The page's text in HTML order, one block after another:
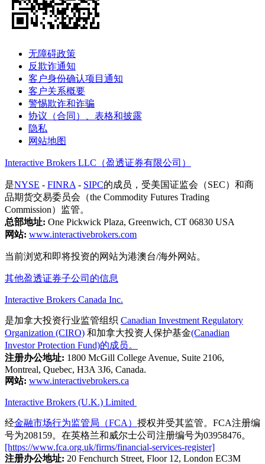
无障碍政策
反欺诈通知
客户身份确认项目通知
客户关系概要
警惕欺诈和诈骗
协议（合同）、表格和披露
隐私
网站地图
Interactive Brokers LLC（盈透证券有限公司）
是NYSE - FINRA - SIPC的成员，受美国证监会（SEC）和商
品期货交易委员会（the Commodity Futures Trading
Commission）监管。
总部地址: One Pickwick Plaza, Greenwich, CT 06830 USA
网站: www.interactivebrokers.com
当前浏览和即将投资的网站为港澳台/海外网站。
其他盈透证券子公司的信息
Interactive Brokers Canada Inc.
是加拿大投资行业监管组织 Canadian Investment Regulatory
Organization (CIRO) 和加拿大投资人保护基金(Canadian
Investor Protection Fund)的成员。
注册办公地址: 1800 McGill College Avenue, Suite 2106,
Montreal, Quebec, H3A 3J6, Canada.
网站: www.interactivebrokers.ca
Interactive Brokers (U.K.) Limited
经金融市场行为监管局（FCA） 授权并受其监管。FCA注册编
号为208159。在英格兰和威尔士公司注册编号为03958476。
[https://www.fca.org.uk/firms/financial-services-register]
注册办公地址: 20 Fenchurch Street, Floor 12, London EC3M